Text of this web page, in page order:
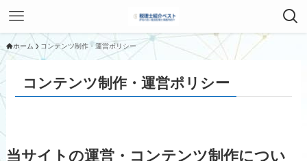
ホーム コンテンツ制作・運営ポリシー
コンテンツ制作・運営ポリシー
当サイトの運営・コンテンツ制作につい